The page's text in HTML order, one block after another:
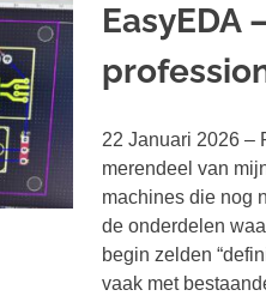
EasyEDA
22 Januari 2026 –
merendeel van
machines die nog
de onderdelen
begin zelden
vaak met